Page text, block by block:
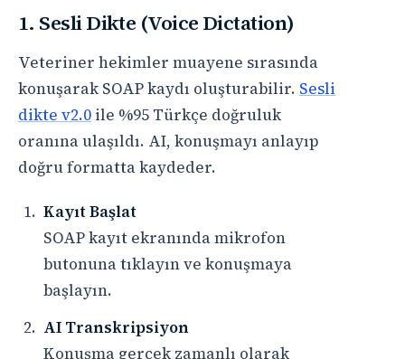
1. Sesli Dikte (Voice Dictation)
Veteriner hekimler muayene sırasında
konuşarak SOAP kaydı oluşturabilir. Sesli
dikte v2.0 ile %95 Türkçe doğruluk
oranına ulaşıldı. AI, konuşmayı anlayıp
doğru formatta kaydeder.
Kayıt Başlat
SOAP kayıt ekranında mikrofon
butonuna tıklayın ve konuşmaya
başlayın.
AI Transkripsiyon
Konuşma gerçek zamanlı olarak